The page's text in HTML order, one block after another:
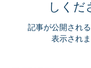
しくだ
記事が公開され
表示されま